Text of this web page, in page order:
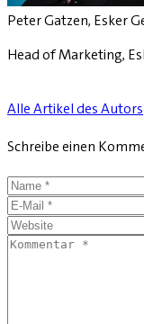
Peter Gatzen, Esker
Head of Marketing,
Alle Artikel des Autors
Schreibe einen